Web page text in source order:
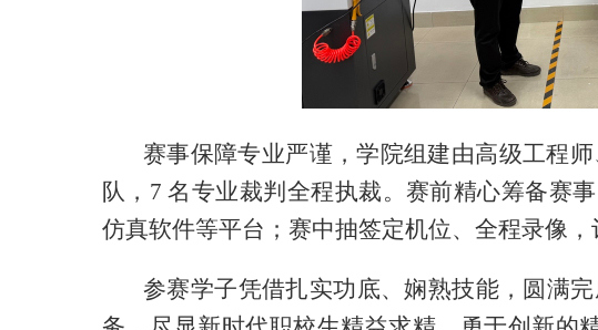
赛事保障专业严谨，学院组建由高级工程
队，7 名专业裁判全程执裁。赛前精心筹备赛
仿真软件等平台；赛中抽签定机位、全程录像
参赛学子凭借扎实功底、娴熟技能，圆满